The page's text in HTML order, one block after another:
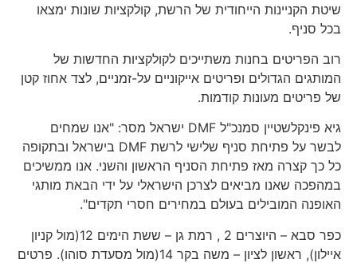
שיטת הקניינות הייחודית של הרשת, קולקציות שונות ימצאו
בכל סניף.
רוב הפריטים בחנות משתייכים לקולקציות החדשות של
המותגים הגדולים ופריטים אייקוניים על-זמניים, לצד אחוז קטן
של פריטים מעונות קודמות.
גיא פינקלשטיין סמנכ"ל DMF ישראל מסר: "אנו שמחים
לבשר על פתיחת סניף שלישי לרשת DMF בישראל ובתקופה
כל כך קצרה מאז פתיחת הסניף הראשון והשני. אנו ממשיכים
במהפכה שאנו מביאים לצרכן הישראלי על ידי הבאת מותגי
האופנה המובילים בעולם במחירים חסרי תקדים".
כפר סבא – היוצרים 2 , רמת גן – ששת הימים 12(מול קניון
איילון), ראשון לציון – משה בקר 14(מול מסעדת סוהו). פרטים